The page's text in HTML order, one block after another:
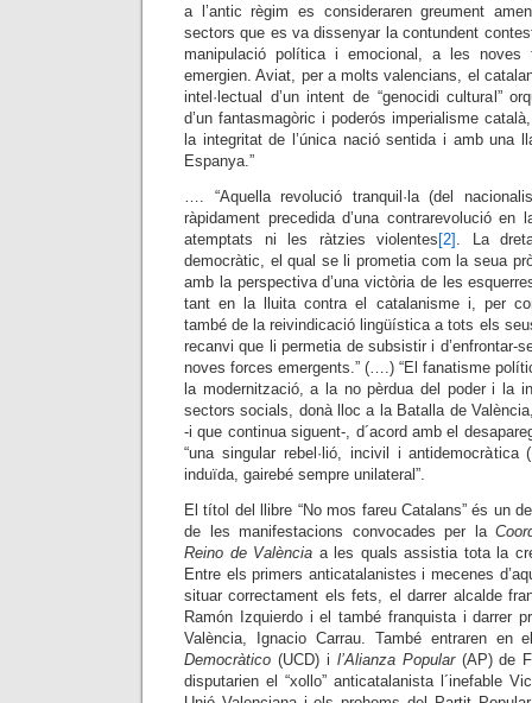
a l’antic règim es consideraren greument
sectors que es va dissenyar la contundent
manipulació política i emocional, a les noves
emergien. Aviat, per a molts valencians, el
intel·lectual d’un intent de “genocidi cultural”
d’un fantasmagòric i poderós imperialisme
la integritat de l’única nació sentida i amb una
Espanya.”
…. “Aquella revolució tranquil·la (del
ràpidament precedida d’una contrarevolució
atemptats ni les ràtzies violentes [2] . La
democràtic, el qual se li prometia com la seua
amb la perspectiva d’una victòria de les
tant en la lluita contra el catalanisme i, per
també de la reivindicació lingüística a tots els
recanvi que li permetia de subsistir i d’enfrontar-
noves forces emergents.” (….) “El fanatisme
la modernització, a la no pèrdua del poder i la
sectors socials, donà lloc a la Batalla de
-i que continua siguent-, d´acord amb el
“una singular rebel·lió, incivil i
induïda, gairebé sempre unilateral”.
El títol del llibre “No mos fareu Catalans” és un
de les manifestacions convocades per la
Reino de València a les quals assistia tota la
Entre els primers anticatalanistes i mecenes
situar correctament els fets, el darrer alcalde
Ramón Izquierdo i el també franquista i darrer
València, Ignacio Carrau. També entraren en
Democràtico (UCD) i l’Alianza Popular(AP) de
disputarien el “xollo” anticatalanista l´inefable